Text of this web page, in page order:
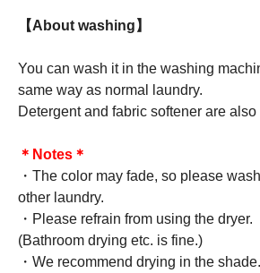
【About washing】
You can wash it in the washing
same way as normal laundry.
Detergent and fabric softener are also
＊Notes＊
・The color may fade, so please
other laundry.
・Please refrain from using the dryer.
(Bathroom drying etc. is fine.)
・We recommend drying in the shade.